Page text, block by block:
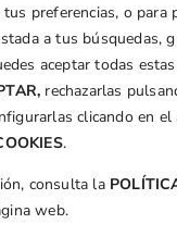
preferencias, o para
a tus búsquedas,
aceptar todas
rechazarlas
clicando en el
.
consulta la
web.